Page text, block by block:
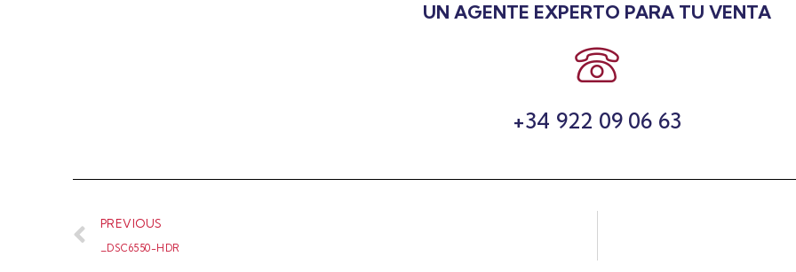
UN AGENTE EXPERTO PARA TU VENTA
+34 922 09 06 63
PREVIOUS
_DSC6550-HDR